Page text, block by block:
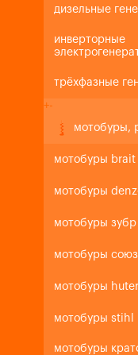
дизельные
инверторные
трёхфазные
+-
мотобуры,
мотобуры brait
мотобуры
мотобуры зубр
мотобуры союз
мотобуры huter
мотобуры stihl
мотобуры